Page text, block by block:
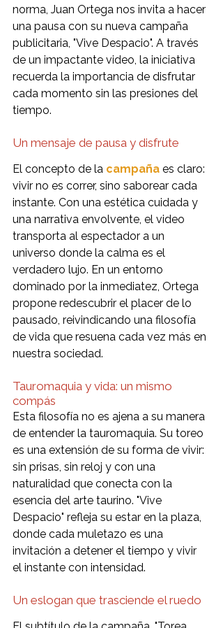
norma, Juan Ortega nos invita a hacer
una pausa con su nueva campaña
publicitaria, "Vive Despacio". A través
de un impactante video, la iniciativa
recuerda la importancia de disfrutar
cada momento sin las presiones del
tiempo.
Un mensaje de pausa y disfrute
El concepto de la campaña es claro:
vivir no es correr, sino saborear cada
instante. Con una estética cuidada y
una narrativa envolvente, el video
transporta al espectador a un
universo donde la calma es el
verdadero lujo. En un entorno
dominado por la inmediatez, Ortega
propone redescubrir el placer de lo
pausado, reivindicando una filosofía
de vida que resuena cada vez más en
nuestra sociedad.
Tauromaquia y vida: un mismo
compás
Esta filosofía no es ajena a su manera
de entender la tauromaquia. Su toreo
es una extensión de su forma de vivir:
sin prisas, sin reloj y con una
naturalidad que conecta con la
esencia del arte taurino. "Vive
Despacio" refleja su estar en la plaza,
donde cada muletazo es una
invitación a detener el tiempo y vivir
el instante con intensidad.
Un eslogan que trasciende el ruedo